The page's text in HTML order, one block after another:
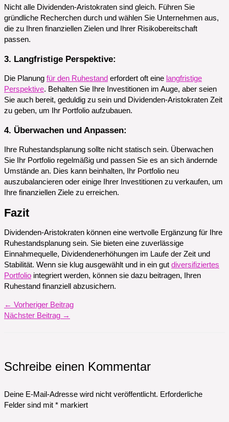
Nicht alle Dividenden-Aristokraten sind gleich. Führen Sie
gründliche Recherchen durch und wählen Sie Unternehmen aus,
die zu Ihren finanziellen Zielen und Ihrer Risikobereitschaft
passen.
3. Langfristige Perspektive:
Die Planung für den Ruhestand erfordert oft eine langfristige
Perspektive. Behalten Sie Ihre Investitionen im Auge, aber seien
Sie auch bereit, geduldig zu sein und Dividenden-Aristokraten Zeit
zu geben, um Ihr Portfolio aufzubauen.
4. Überwachen und Anpassen:
Ihre Ruhestandsplanung sollte nicht statisch sein. Überwachen
Sie Ihr Portfolio regelmäßig und passen Sie es an sich ändernde
Umstände an. Dies kann beinhalten, Ihr Portfolio neu
auszubalancieren oder einige Ihrer Investitionen zu verkaufen, um
Ihre finanziellen Ziele zu erreichen.
Fazit
Dividenden-Aristokraten können eine wertvolle Ergänzung für Ihre
Ruhestandsplanung sein. Sie bieten eine zuverlässige
Einnahmequelle, Dividendenerhöhungen im Laufe der Zeit und
Stabilität. Wenn sie klug ausgewählt und in ein gut diversifiziertes
Portfolio integriert werden, können sie dazu beitragen, Ihren
Ruhestand finanziell abzusichern.
← Vorheriger Beitrag
Nächster Beitrag →
Schreibe einen Kommentar
Deine E-Mail-Adresse wird nicht veröffentlicht. Erforderliche
Felder sind mit * markiert